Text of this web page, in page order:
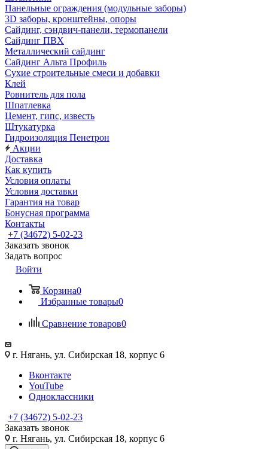
Панельные ограждения (модульные заборы)
3D заборы, кронштейны, опоры
Cайдинг, сэндвич-панели, термопанели
Сайдинг ПВХ
Металлический сайдинг
Сайдинг Альта Профиль
Сухие строительные смеси и добавки
Клей
Ровнитель для пола
Шпатлевка
Цемент, гипс, известь
Штукатурка
Гидроизоляция Пенетрон
Акции
Доставка
Как купить
Условия оплаты
Условия доставки
Гарантия на товар
Бонусная программа
Контакты
+7 (34672) 5-02-23
Заказать звонок
Задать вопрос
Войти
Корзина0
Избранные товары0
Сравнение товаров0
г. Нягань, ул. Сибирская 18, корпус 6
Вконтакте
YouTube
Одноклассники
+7 (34672) 5-02-23
Заказать звонок
г. Нягань, ул. Сибирская 18, корпус 6